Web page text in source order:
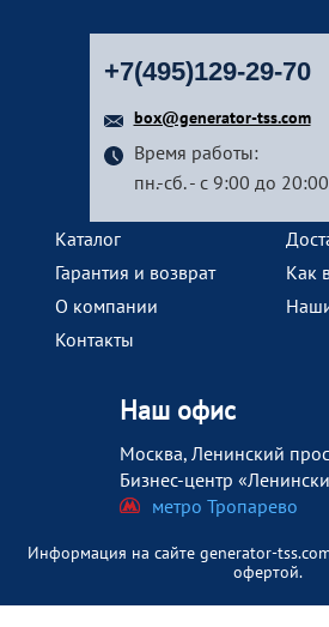
+7(495)129-29-70
box@generator-tss.com
Время работы:
пн.-сб. - с 9:00 до 20:00
Каталог
Гарантия и возврат
Как
О компании
Контакты
Наш офис
Москва, Ленинский
Бизнес-центр
метро Тропарево
Информация на сайте generator-
офертой.